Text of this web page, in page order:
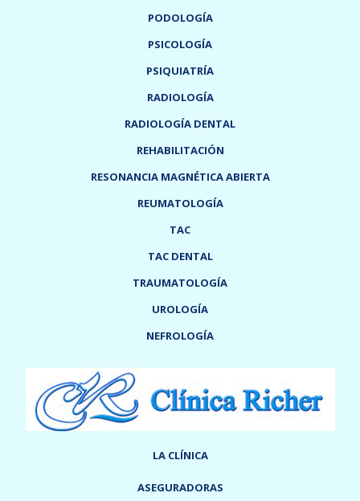
PODOLOGÍA
PSICOLOGÍA
PSIQUIATRÍA
RADIOLOGÍA
RADIOLOGÍA DENTAL
REHABILITACIÓN
RESONANCIA MAGNÉTICA ABIERTA
REUMATOLOGÍA
TAC
TAC DENTAL
TRAUMATOLOGÍA
UROLOGÍA
NEFROLOGÍA
LA CLÍNICA
ASEGURADORAS